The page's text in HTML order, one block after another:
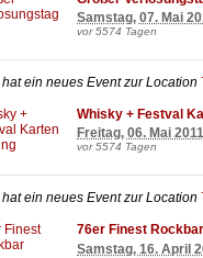
Samstag, 07. Mai
vor 5574 Tagen
hat ein neues Event zur Location
Whisky + Festval
Freitag, 06. Mai
vor 5574 Tagen
hat ein neues Event zur Location
76er Finest Rockbar
Samstag, 16. April